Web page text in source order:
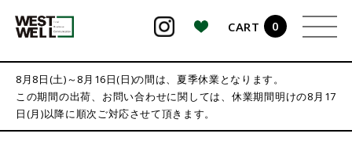
CART
0
8月8日(土)～8月16日(日)の間は、夏季休業となります。
この期間の出荷、お問い合わせに関しては、休業期間明けの8月17
日(月)以降に順次ご対応させて頂きます。